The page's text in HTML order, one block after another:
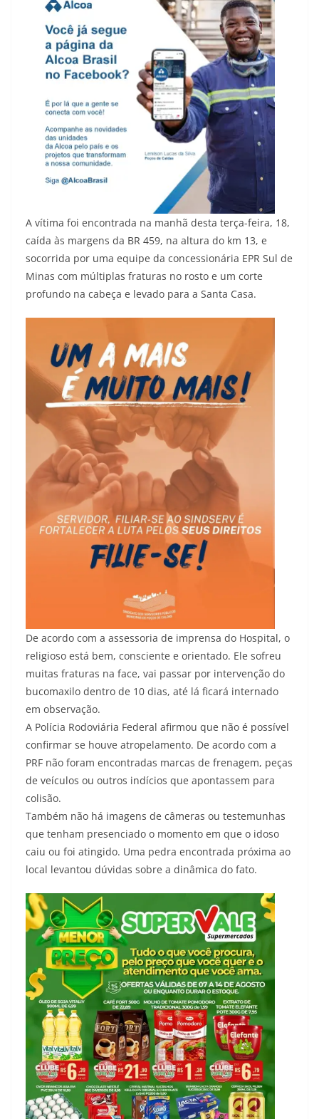
A vítima foi encontrada na manhã desta terça-feira, 18,
caída às margens da BR 459, na altura do km 13, e
socorrida por uma equipe da concessionária EPR Sul de
Minas com múltiplas fraturas no rosto e um corte
profundo na cabeça e levado para a Santa Casa.
De acordo com a assessoria de imprensa do Hospital, o
religioso está bem, consciente e orientado. Ele sofreu
muitas fraturas na face, vai passar por intervenção do
bucomaxilo dentro de 10 dias, até lá ficará internado
em observação.
A Polícia Rodoviária Federal afirmou que não é possível
confirmar se houve atropelamento. De acordo com a
PRF não foram encontradas marcas de frenagem, peças
de veículos ou outros indícios que apontassem para
colisão.
Também não há imagens de câmeras ou testemunhas
que tenham presenciado o momento em que o idoso
caiu ou foi atingido. Uma pedra encontrada próxima ao
local levantou dúvidas sobre a dinâmica do fato.